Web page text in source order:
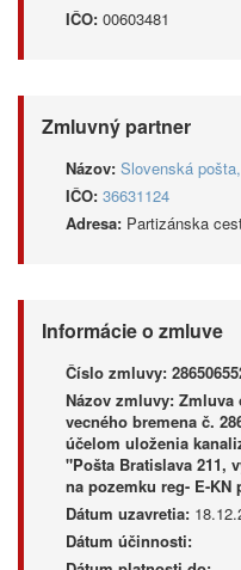
IČO: 00603481
Zmluvný partner
Názov: Slovenská
IČO: 36631124
Adresa: Partizánska
Informácie o zmluve
Číslo zmluvy:
Názov zmluvy: Zmluva
vecného bremena č.
účelom uloženia
"Pošta Bratislava 211,
na pozemku reg- E-
Dátum uzavretia:
Dátum účinnosti: